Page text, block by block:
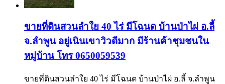
ขายที่ดินสวนลำใย 40 ไร่ มีโฉนด บ้านป่าไผ่ อ.ลี้
จ.ลำพูน อยู่เนินเขาวิวดีมาก มีร้านค้าชุมชนใน
หมู่บ้าน โทร 0650059539
ขายที่ดินสวนลำใย 40 ไร่ มีโฉนด บ้านป่าไผ่ อ.ลี้ จ.ลำพูน